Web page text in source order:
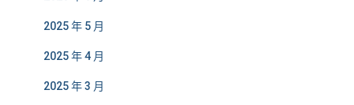
2025 年 5 月
2025 年 4 月
2025 年 3 月